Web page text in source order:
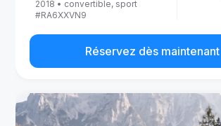
2018 • convertible, sport
#RA6XXVN9
Réservez dès maintenant